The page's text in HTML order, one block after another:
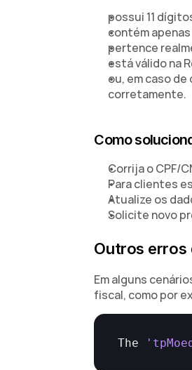
possui 11
contém
pertence
está válido na
ou, em caso
corretamente.
Como
Corrija o CPF/
Para clientes
Atualize os
Solicite novo
Outros erros
Em alguns
fiscal, como por
The